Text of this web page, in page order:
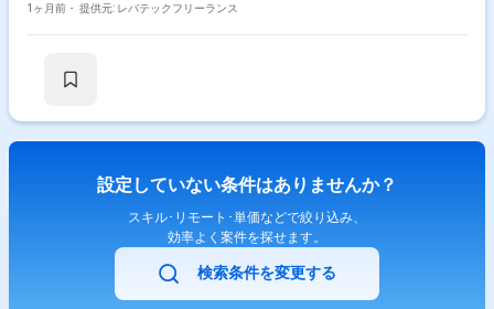
トエンド実装 ・具体的には以下の作業を想定しております。 -要件定義
1ヶ月前・ 提供元: レバテックフリーランス
設定していない条件はありませんか？
スキル･リモート･単価などで絞り込み、
効率よく案件を探せます。
検索条件を変更する